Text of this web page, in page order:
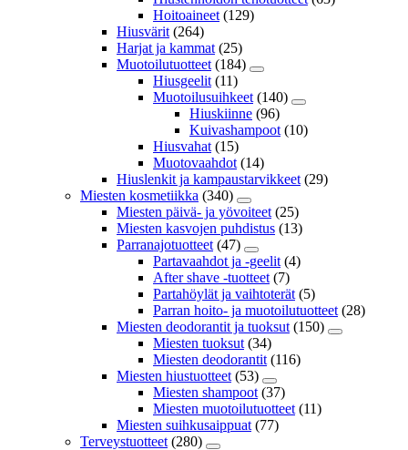
Hoitoaineet (129)
Hiusvärit (264)
Harjat ja kammat (25)
Muotoilutuotteet (184)
Hiusgeelit (11)
Muotoilusuihkeet (140)
Hiuskiinne (96)
Kuivashampoot (10)
Hiusvahat (15)
Muotovaahdot (14)
Hiuslenkit ja kampaustarvikkeet (29)
Miesten kosmetiikka (340)
Miesten päivä- ja yövoiteet (25)
Miesten kasvojen puhdistus (13)
Parranajotuotteet (47)
Partavaahdot ja -geelit (4)
After shave -tuotteet (7)
Partahöylät ja vaihtoterät (5)
Parran hoito- ja muotoilutuotteet (28)
Miesten deodorantit ja tuoksut (150)
Miesten tuoksut (34)
Miesten deodorantit (116)
Miesten hiustuotteet (53)
Miesten shampoot (37)
Miesten muotoilutuotteet (11)
Miesten suihkusaippuat (77)
Terveystuotteet (280)